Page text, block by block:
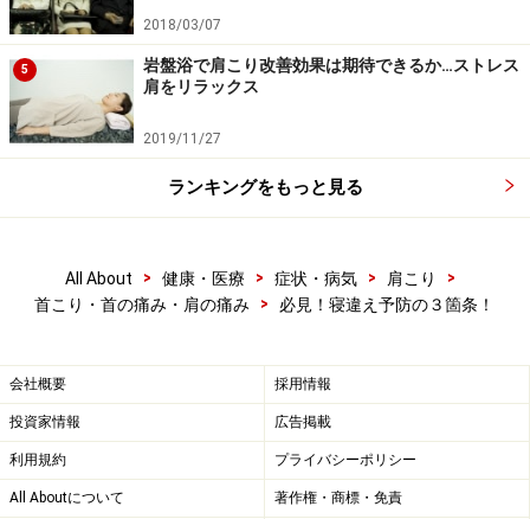
残業で遅い帰宅の後に、食事をする日が続いたり、宴会
で無理にお酒を飲まなくてはならない状況が続いたりす
ることでも、内臓の機能が低下して、その反応として首
～肩周辺の筋肉の緊張を起こす場合があります。睡眠中
は、胃も休ませたいものです。深夜の食事や多量の飲酒
にはくれぐれも注意しましょう。
2018/03/07
5
岩盤浴で肩こり改善効果は期待できるか…ストレス
肩をリラックス
2019/11/27
ランキングをもっと見る
All About > 健康・医療 > 症状・病気 > 肩こり
>
首こり・首の痛み・肩の痛み
> 必見！寝違え予防の３箇条！
会社概要 採用情報
投資家情報 広告掲載
利用規約 プライバシーポリシー
All Aboutについて 著作権・商標・免責